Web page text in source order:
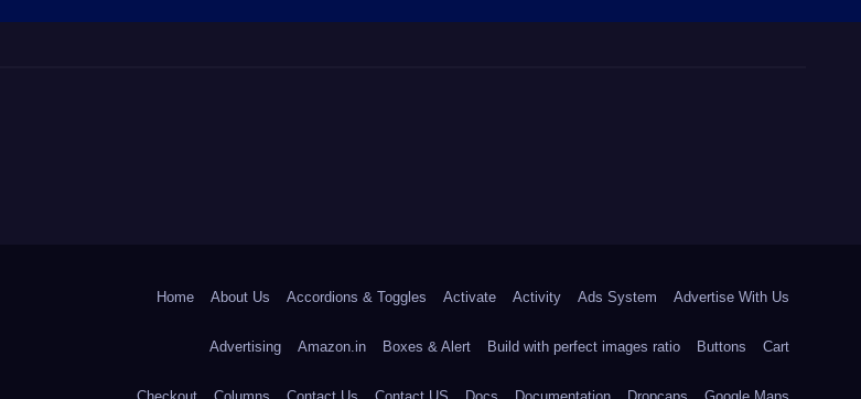
Home About Us Accordions & Toggles Activate Activity Ads System Advertise With Us
Advertising Amazon.in Boxes & Alert Build with perfect images ratio Buttons Cart